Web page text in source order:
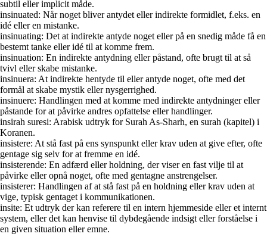
subtil eller implicit måde.
insinuated: Når noget bliver antydet eller indirekte formidlet, f.eks. en
idé eller en mistanke.
insinuating: Det at indirekte antyde noget eller på en snedig måde få en
bestemt tanke eller idé til at komme frem.
insinuation: En indirekte antydning eller påstand, ofte brugt til at så
tvivl eller skabe mistanke.
insinuera: At indirekte hentyde til eller antyde noget, ofte med det
formål at skabe mystik eller nysgerrighed.
insinuere: Handlingen med at komme med indirekte antydninger eller
påstande for at påvirke andres opfattelse eller handlinger.
insirah suresi: Arabisk udtryk for Surah As-Sharh, en surah (kapitel) i
Koranen.
insistere: At stå fast på ens synspunkt eller krav uden at give efter, ofte
gentage sig selv for at fremme en idé.
insisterende: En adfærd eller holdning, der viser en fast vilje til at
påvirke eller opnå noget, ofte med gentagne anstrengelser.
insisterer: Handlingen af at stå fast på en holdning eller krav uden at
vige, typisk gentaget i kommunikationen.
insite: Et udtryk der kan referere til en intern hjemmeside eller et internt
system, eller det kan henvise til dybdegående indsigt eller forståelse i
en given situation eller emne.